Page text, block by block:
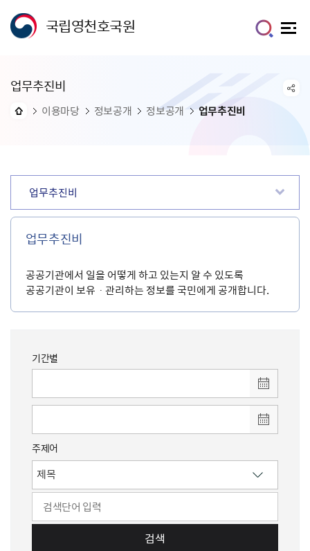
국립영천호국원
업무추진비
이용마당 정보공개 정보공개 업무추진비
업무추진비
업무추진비
공공기관에서 일을 어떻게 하고 있는지 알 수 있도록
공공기관이 보유ㆍ관리하는 정보를 국민에게 공개합니다.
기간별
주제어
검색